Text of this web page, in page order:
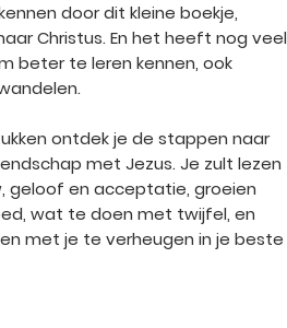
door dit kleine boekje,
Christus. En het heeft nog veel
beter te leren kennen, ook
ontdek je de stappen naar
met Jezus. Je zult lezen
geloof en acceptatie, groeien
wat te doen met twijfel, en
met je te verheugen in je beste